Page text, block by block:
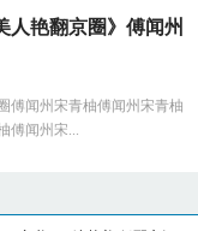
人艳翻京圈》傅闻州
傅闻州宋青柚傅闻州宋青柚
傅闻州宋...